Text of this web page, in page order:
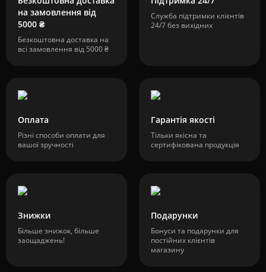
на замовлення від
5000 ₴
Безкоштовна доставка на
всі замовлення від 5000 ₴
Служба підтримки клієнтів
24/7 без вихідних
Оплата
Різні способи оплати для
вашої зручності
Гарантія якості
Тільки якісна та
сертифікована продукція
Знижки
Більше знижок, більше
заощаджень!
Подарунки
Бонуси та подарунки для
постійних клієнтів
магазину